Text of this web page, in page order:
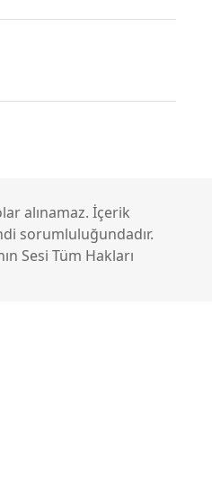
alınamaz. İçerik
sorumluluğundadır.
Sesi Tüm Hakları